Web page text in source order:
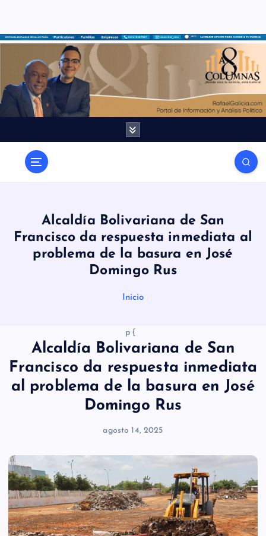
S
a
r
a
Alcaldía Bolivariana de San
Francisco da respuesta inmediata al
problema de la basura en José
Domingo Rus
Inicio
p {
Alcaldía Bolivariana de San
Francisco da respuesta inmediata
al problema de la basura en José
Domingo Rus
agosto 14, 2025